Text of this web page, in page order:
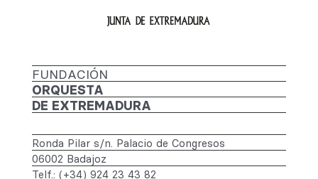
FUNDACIÓN
ORQUESTA
DE EXTREMADURA
Ronda Pilar s/n. Palacio de Congresos
06002 Badajoz
Telf.: (+34) 924 23 43 82